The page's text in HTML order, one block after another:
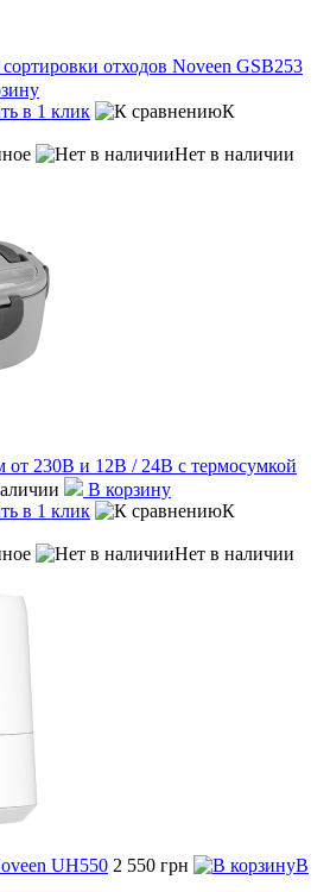
отходов Noveen GSB253
в 1 клик
К
Нет в наличии
от 230В и 12В / 24В с термосумкой
В корзину
в 1 клик
К
Нет в наличии
UH550 2 550 грн
В